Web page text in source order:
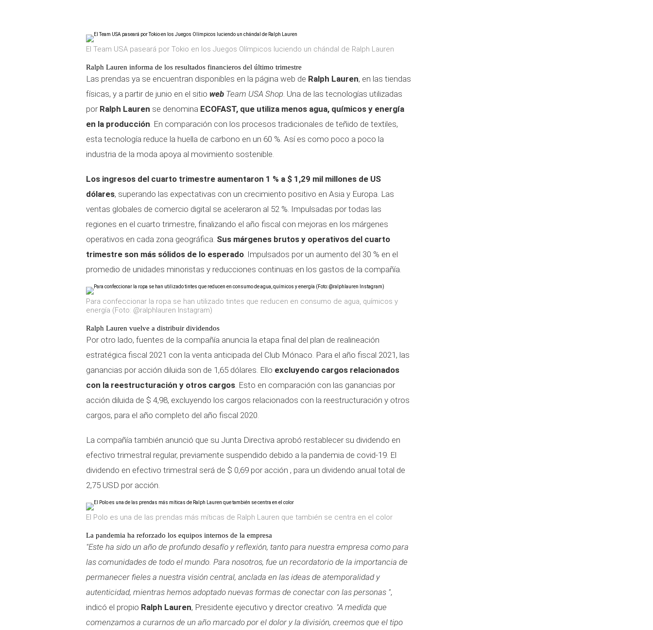
El Team USA paseará por Tokio en los Juegos Olímpicos luciendo un chándal de Ralph Lauren
Ralph Lauren informa de los resultados financieros del último trimestre
Las prendas ya se encuentran disponibles en la página web de Ralph Lauren, en las tiendas
físicas, y a partir de junio en el sitio web Team USA Shop. Una de las tecnologías utilizadas
por Ralph Lauren se denomina ECOFAST, que utiliza menos agua, químicos y energía
en la producción. En comparación con los procesos tradicionales de teñido de textiles,
esta tecnología reduce la huella de carbono en un 60 %. Así es como poco a poco la
industria de la moda apoya al movimiento sostenible.
Los ingresos del cuarto trimestre aumentaron 1 % a $ 1,29 mil millones de US
dólares, superando las expectativas con un crecimiento positivo en Asia y Europa. Las
ventas globales de comercio digital se aceleraron al 52 %. Impulsadas por todas las
regiones en el cuarto trimestre, finalizando el año fiscal con mejoras en los márgenes
operativos en cada zona geográfica. Sus márgenes brutos y operativos del cuarto
trimestre son más sólidos de lo esperado. Impulsados por un aumento del 30 % en el
promedio de unidades minoristas y reducciones continuas en los gastos de la compañía.
Para confeccionar la ropa se han utilizado tintes que reducen en consumo de agua, químicos y
energía (Foto: @ralphlauren Instagram)
Ralph Lauren vuelve a distribuir dividendos
Por otro lado, fuentes de la compañía anuncia la etapa final del plan de realineación
estratégica fiscal 2021 con la venta anticipada del Club Mónaco. Para el año fiscal 2021, las
ganancias por acción diluida son de 1,65 dólares. Ello excluyendo cargos relacionados
con la reestructuración y otros cargos. Esto en comparación con las ganancias por
acción diluida de $ 4,98, excluyendo los cargos relacionados con la reestructuración y otros
cargos, para el año completo del año fiscal 2020.
La compañía también anunció que su Junta Directiva aprobó restablecer su dividendo en
efectivo trimestral regular, previamente suspendido debido a la pandemia de covid-19. El
dividendo en efectivo trimestral será de $ 0,69 por acción , para un dividendo anual total de
2,75 USD por acción.
El Polo es una de las prendas más míticas de Ralph Lauren que también se centra en el color
La pandemia ha reforzado los equipos internos de la empresa
"Este ha sido un año de profundo desafío y reflexión, tanto para nuestra empresa como para
las comunidades de todo el mundo. Para nosotros, fue un recordatorio de la importancia de
permanecer fieles a nuestra visión central, anclada en las ideas de atemporalidad y
autenticidad, mientras hemos adoptado nuevas formas de conectar con las personas ",
indicó el propio Ralph Lauren, Presidente ejecutivo y director creativo. "A medida que
comenzamos a curarnos de un año marcado por el dolor y la división, creemos que el tipo